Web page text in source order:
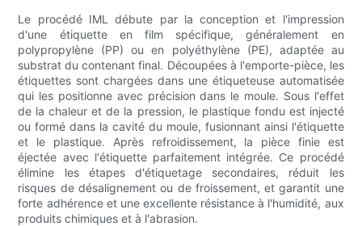
Le procédé IML débute par la conception et l'impression
d'une étiquette en film spécifique, généralement en
polypropylène (PP) ou en polyéthylène (PE), adaptée au
substrat du contenant final. Découpées à l'emporte-pièce, les
étiquettes sont chargées dans une étiqueteuse automatisée
qui les positionne avec précision dans le moule. Sous l'effet
de la chaleur et de la pression, le plastique fondu est injecté
ou formé dans la cavité du moule, fusionnant ainsi l'étiquette
et le plastique. Après refroidissement, la pièce finie est
éjectée avec l'étiquette parfaitement intégrée. Ce procédé
élimine les étapes d'étiquetage secondaires, réduit les
risques de désalignement ou de froissement, et garantit une
forte adhérence et une excellente résistance à l'humidité, aux
produits chimiques et à l'abrasion.